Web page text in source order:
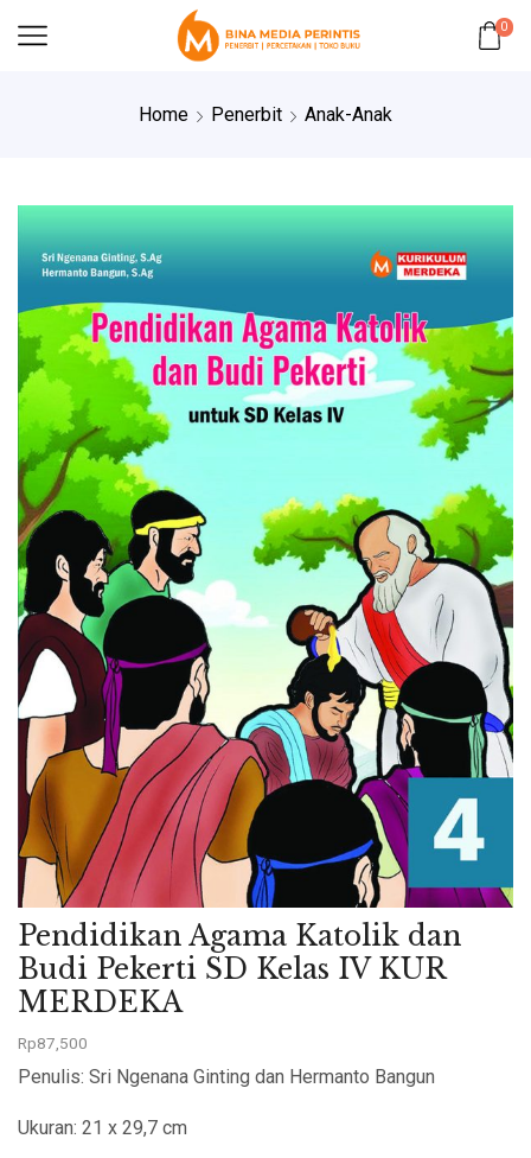
0
Home Penerbit Anak-Anak
Pendidikan Agama Katolik dan
Budi Pekerti SD Kelas IV KUR
MERDEKA
Rp87,500
Penulis: Sri Ngenana Ginting dan Hermanto Bangun
Ukuran: 21 x 29,7 cm